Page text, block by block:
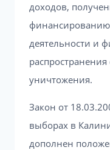
доходов,
финансированию
деятельности и
уничтожения.
Закон от
выборах в
дополнен